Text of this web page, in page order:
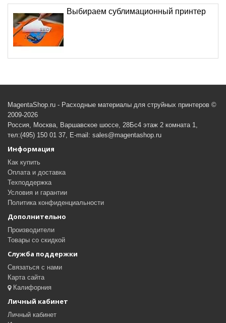
Выбираем сублимационный принтер
MagentaShop.ru - Расходные материалы для струйных принтеров ©
2009-2026
Россия, Москва, Варшавское шоссе, 28Бс4 этаж 2 комната 1,
тел:(495) 150 01 37, E-mail: sales@magentashop.ru
Информация
Как купить
Оплата и доставка
Техподдержка
Условия и гарантии
Политика конфиденциальности
Дополнительно
Производители
Товары со скидкой
Служба поддержки
Связаться с нами
Карта сайта
Калифорния
Личный кабинет
Личный кабинет